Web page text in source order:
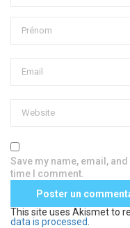
Save my name, email,
time I comment.
This site uses Akismet to
data is processed